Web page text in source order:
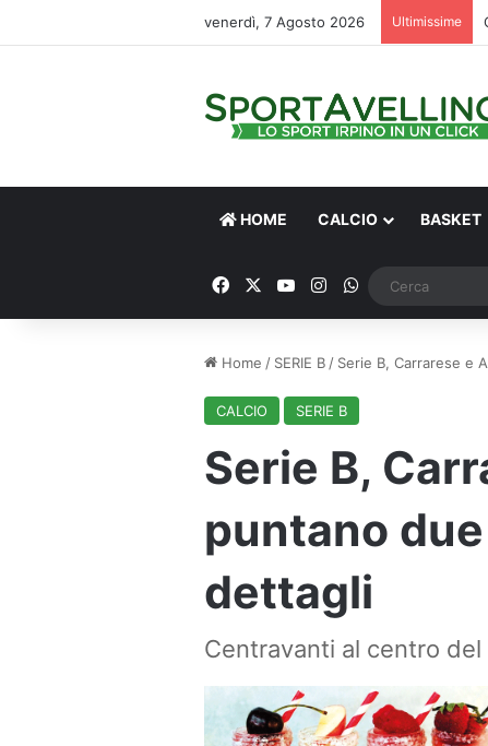
venerdì, 7 Agosto 2026 Ultimissime
HOME CALCIO BASKET
FacebookYou TubeInstagram
WhatsApp
Home / SERIE B / Serie B, Carrarese e
CALCIO SERIE B
Serie B,
puntano
dettagli
Centravanti al centro del